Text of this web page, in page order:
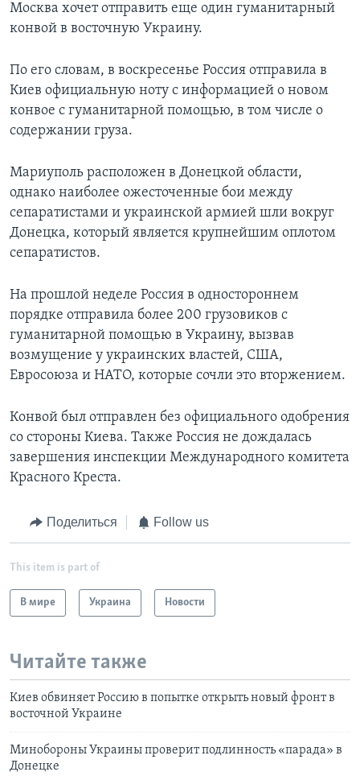
Москва хочет отправить еще один гуманитарный
конвой в восточную Украину.
По его словам, в воскресенье Россия отправила в
Киев официальную ноту с информацией о новом
конвое с гуманитарной помощью, в том числе о
содержании груза.
Мариуполь расположен в Донецкой области,
однако наиболее ожесточенные бои между
сепаратистами и украинской армией шли вокруг
Донецка, который является крупнейшим оплотом
сепаратистов.
На прошлой неделе Россия в одностороннем
порядке отправила более 200 грузовиков с
гуманитарной помощью в Украину, вызвав
возмущение у украинских властей, США,
Евросоюза и НАТО, которые сочли это вторжением.
Конвой был отправлен без официального одобрения
со стороны Киева. Также Россия не дождалась
завершения инспекции Международного комитета
Красного Креста.
Поделиться Follow us
This item is part of
В мире Украина Новости
Читайте также
Киев обвиняет Россию в попытке открыть новый фронт в
восточной Украине
Минобороны Украины проверит подлинность «парада» в
Донецке